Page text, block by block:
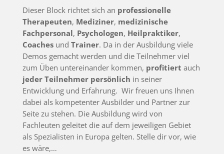
Dieser Block richtet sich an professionelle
Therapeuten, Mediziner, medizinische
Fachpersonal, Psychologen, Heilpraktiker,
Coachesund Trainer. Da in der Ausbildung viele
Demos gemacht werden und die Teilnehmer viel
zum Üben untereinander kommen, profitiert auch
jeder Teilnehmer persönlich in seiner
Entwicklung und Erfahrung. Wir freuen uns Ihnen
dabei als kompetenter Ausbilder und Partner zur
Seite zu stehen. Die Ausbildung wird von
Fachleuten geleitet die auf dem jeweiligen Gebiet
als Spezialisten in Europa gelten. Stelle dir vor, wie
es wäre,…